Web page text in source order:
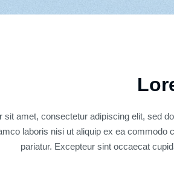
sit amet, consectetur adipiscing elit, sed
laboris nisi ut aliquip ex ea commodo
pariatur. Excepteur sint occaecat